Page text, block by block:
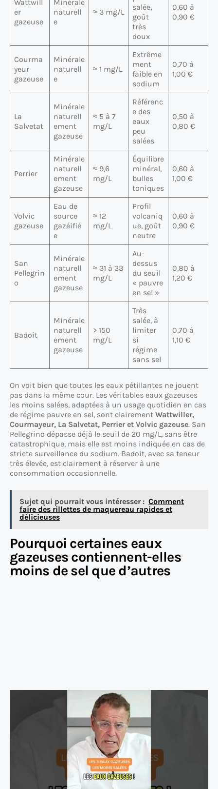
Wattwill
er
gazeuse
Minérale
naturell
e
≈ 3 mg/L
salée,
goût
très
doux
0,60 à
0,90 €
Courma
yeur
gazeuse
Minérale
naturell
e
≈ 1 mg/L
Extrême
ment
faible en
sodium
0,70 à
1,00 €
La
Salvetat
Minérale
naturell
ement
gazeuse
≈ 5 à 7
mg/L
Référenc
e des
eaux
peu
salées
0,50 à
0,80 €
Perrier
Minérale
naturell
ement
gazeuse
≈ 9,6
mg/L
Équilibre
minéral,
bulles
toniques
0,60 à
1,00 €
Volvic
gazeuse
Eau de
source
gazéifié
e
≈ 12
mg/L
Profil
volcaniq
ue, goût
neutre
0,60 à
0,90 €
San
Pellegrin
o
Minérale
naturell
ement
gazeuse
≈ 31 à 33
mg/L
Au-
dessus
du seuil
« pauvre
en sel »
0,80 à
1,20 €
Badoit
Minérale
naturell
ement
gazeuse
> 150
mg/L
Très
salée, à
limiter
si
régime
sans sel
0,70 à
1,10 €
On voit bien que toutes les eaux pétillantes ne jouent
pas dans la même cour. Les véritables eaux gazeuses
les moins salées, adaptées à un usage quotidien en cas
de régime pauvre en sel, sont clairement Wattwiller,
Courmayeur, La Salvetat, Perrier et Volvic gazeuse. San
Pellegrino dépasse déjà le seuil de 20 mg/L, sans être
catastrophique, mais elle est moins indiquée en cas de
stricte surveillance du sodium. Badoit, avec sa teneur
très élevée, est clairement à réserver à une
consommation occasionnelle.
Sujet qui pourrait vous intéresser : Comment
faire des rillettes de maquereau rapides et
délicieuses
Pourquoi certaines eaux
gazeuses contiennent-elles
moins de sel que d’autres